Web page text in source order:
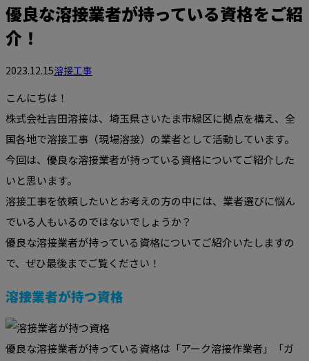
優良な溶接業者が持っている資格をご紹
介！
2023.12.15溶接工事
こんにちは！
株式会社吉田溶接は、埼玉県さいたま市緑区に拠点を構え、全
国各地で溶接工事（現場溶接）の業者として活動しています。
今回は、優良な溶接業者が持っている資格についてご紹介した
いと思います。
溶接工事を依頼したいとお考えの方の中には、業者選びに悩ん
でいる人もいるのではないでしょうか？
優良な溶接業者が持っている資格についてご紹介いたしますの
で、ぜひ最後までご覧ください！
溶接業者が持つ資格
優良な溶接業者が持っている資格は「アーク溶接作業者」「ガ